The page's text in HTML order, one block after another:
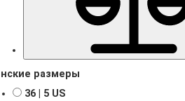
размеры
36 | 5 US